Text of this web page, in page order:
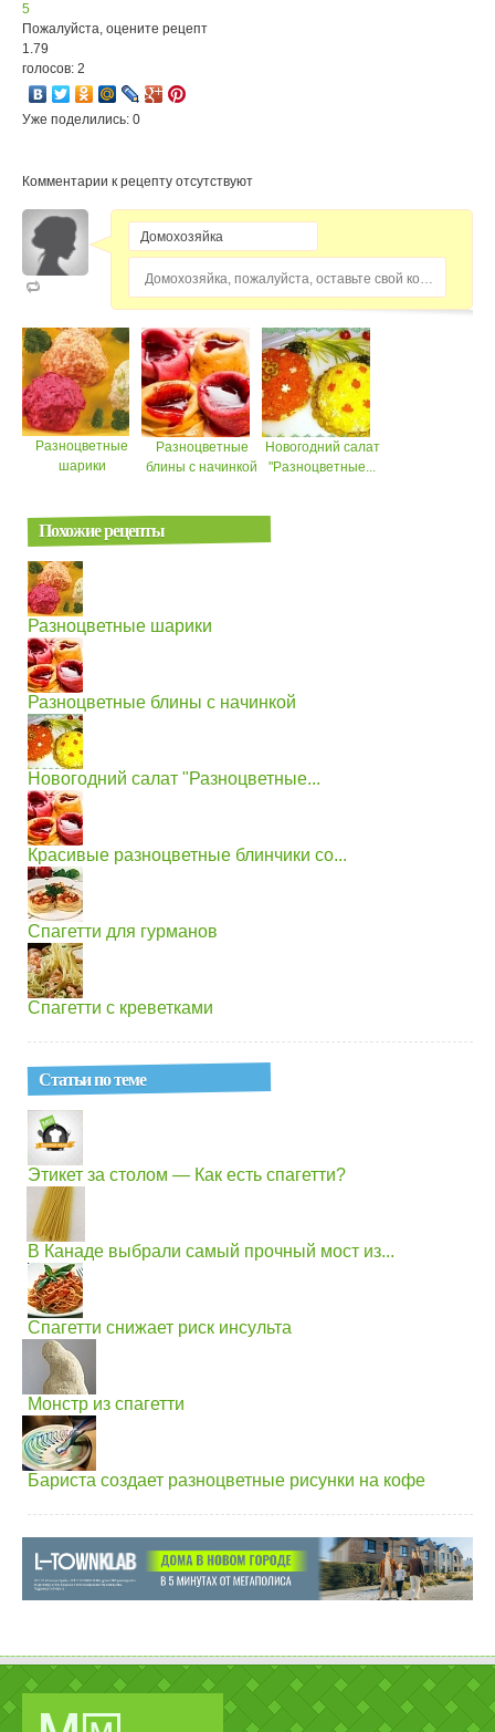
5
Пожалуйста, оцените рецепт
1.79
голосов: 2
Уже поделились: 0
Комментарии к рецепту отсутствуют
Домохозяйка, пожалуйста, оставьте свой комментарий...
Разноцветные
шарики
Разноцветные
блины с начинкой
Новогодний салат
"Разноцветные...
Похожие рецепты
Разноцветные шарики
Разноцветные блины с начинкой
Новогодний салат "Разноцветные...
Красивые разноцветные блинчики со...
Спагетти для гурманов
Спагетти с креветками
Статьи по теме
Этикет за столом — Как есть спагетти?
В Канаде выбрали самый прочный мост из...
Спагетти снижает риск инсульта
Монстр из спагетти
Бариста создает разноцветные рисунки на кофе